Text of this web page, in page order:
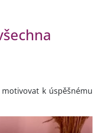
k úspěšnému